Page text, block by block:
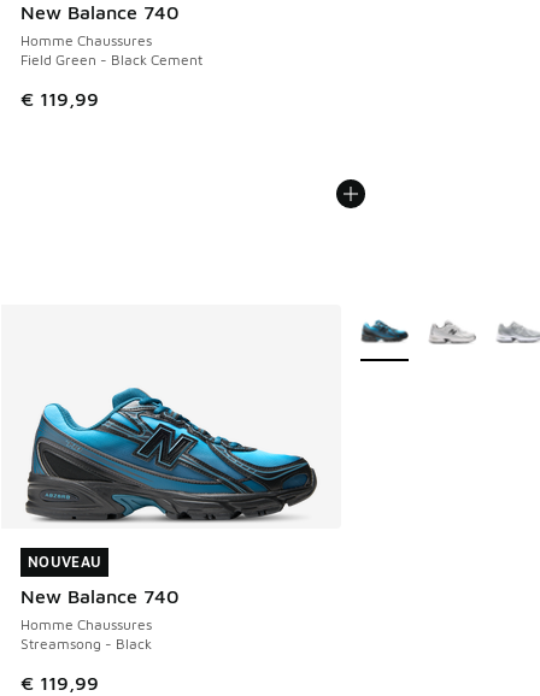
New Balance 740
Homme Chaussures
Field Green - Black Cement
€ 119,99
NOUVEAU
New Balance 740
Homme Chaussures
Streamsong - Black
€ 119,99
NOUVEAU
Plus de couleurs